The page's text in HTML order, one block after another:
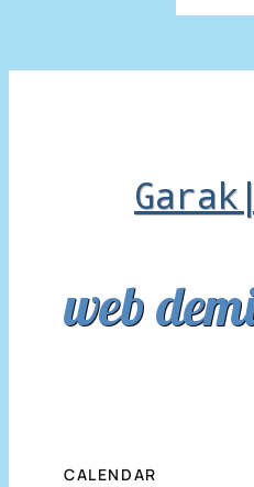
web
CALENDAR